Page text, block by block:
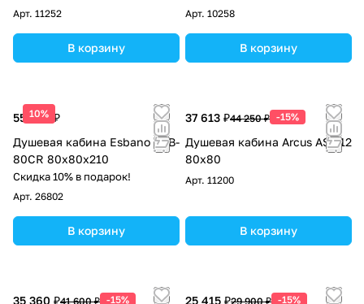
Арт. 11252
В корзину
Арт. 10258
В корзину
10%
55 463 ₽
Душевая кабина Esbano ESB-
80CR 80х80х210
Скидка 10% в подарок!
Арт. 26802
В корзину
37 613 ₽44 250 ₽ -15%
Душевая кабина Arcus AS-112
80x80
Арт. 11200
В корзину
35 360 ₽41 600 ₽ -15% 25 415 ₽29 900 ₽ -15%